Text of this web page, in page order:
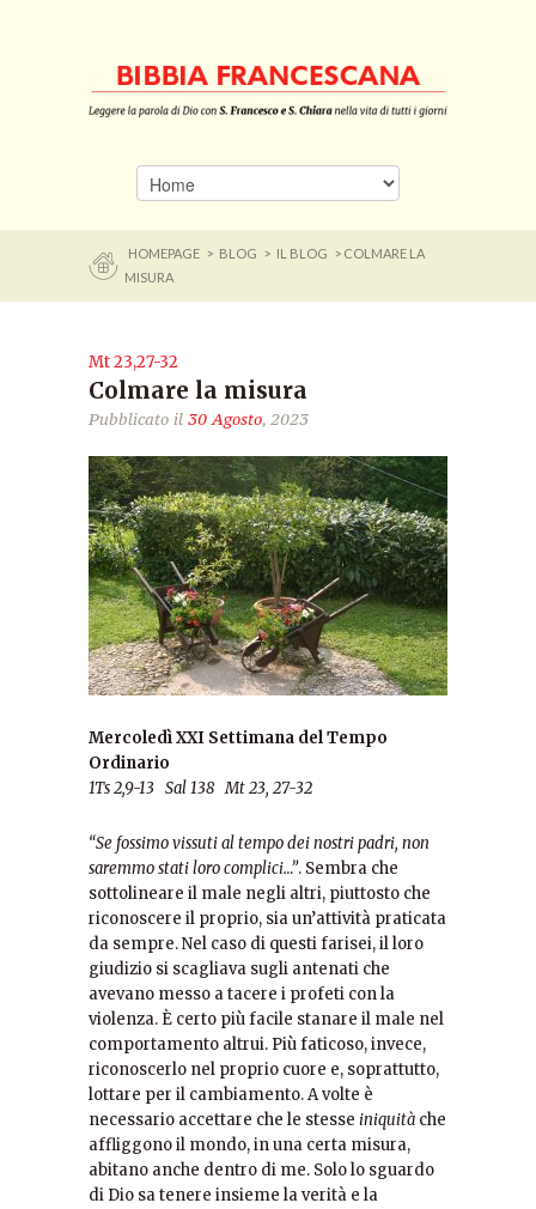
HOMEPAGE > BLOG > IL BLOG
> COLMARE LA
MISURA
Mt 23,27-32
Colmare la misura
Pubblicato il 30 Agosto, 2023
Mercoledì XXI Settimana del Tempo
Ordinario
1Ts 2,9-13 Sal 138 Mt 23, 27-32
“Se fossimo vissuti al tempo dei nostri padri, non
saremmo stati loro complici…”. Sembra che
sottolineare il male negli altri, piuttosto che
riconoscere il proprio, sia un’attività praticata
da sempre. Nel caso di questi farisei, il loro
giudizio si scagliava sugli antenati che
avevano messo a tacere i profeti con la
violenza. È certo più facile stanare il male nel
comportamento altrui. Più faticoso, invece,
riconoscerlo nel proprio cuore e, soprattutto,
lottare per il cambiamento. A volte è
necessario accettare che le stesse iniquità che
affliggono il mondo, in una certa misura,
abitano anche dentro di me. Solo lo sguardo
di Dio sa tenere insieme la verità e la